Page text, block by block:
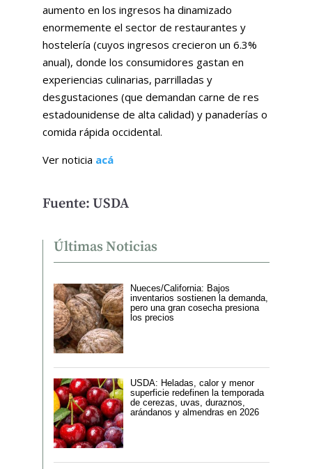
aumento en los ingresos ha dinamizado
enormemente el sector de restaurantes y
hostelería (cuyos ingresos crecieron un 6.3%
anual), donde los consumidores gastan en
experiencias culinarias, parrilladas y
desgustaciones (que demandan carne de res
estadounidense de alta calidad) y panaderías o
comida rápida occidental.
Ver noticia acá
Fuente: USDA
Últimas Noticias
Nueces/California: Bajos
inventarios sostienen la demanda,
pero una gran cosecha presiona
los precios
USDA: Heladas, calor y menor
superficie redefinen la temporada
de cerezas, uvas, duraznos,
arándanos y almendras en 2026